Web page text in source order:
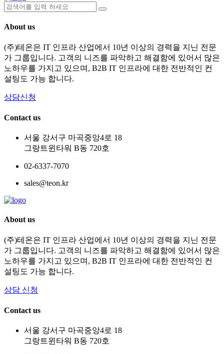
About us
(주)테온은 IT 인프라 산업에서 10년 이상의 경력을 지닌 전문
가 그룹입니다. 고객의 니즈를 파악하고 해결함에 있어서 많은
노하우를 가지고 있으며, B2B IT 인프라에 대한 전반적인 컨
설팅도 가능 합니다.
상담신청
Contact us
서울 강서구 마곡중앙4로 18
그랑트윈타워 B동 720호
02-6337-7070
sales@teon.kr
About us
(주)테온은 IT 인프라 산업에서 10년 이상의 경력을 지닌 전문
가 그룹입니다. 고객의 니즈를 파악하고 해결함에 있어서 많은
노하우를 가지고 있으며, B2B IT 인프라에 대한 전반적인 컨
설팅도 가능 합니다.
상담 신청
Contact us
서울 강서구 마곡중앙4로 18
그랑트윈타워 B동 720호